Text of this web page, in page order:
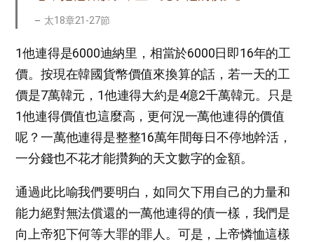
太18章21-27節
1他連得是6000迪納里，相當於6000日即16年的工
價。按現在韓國貨幣價值來換算的話，若一天的工
價是7萬韓元，1他連得大約是4億2千萬韓元。只是
1他連得價值也這麼高，更何況一萬他連得的價值
呢？一萬他連得是整整16萬年間每日不停地幹活，
一分錢也不花才能攢夠的天文數字的金額。
通過此比喻我們要明白，如同欠下用自己的力量和
能力絕對無法償還的一萬他連得的債一樣，我們是
向上帝犯下何等大罪的罪人。可是，上帝憐恤這樣